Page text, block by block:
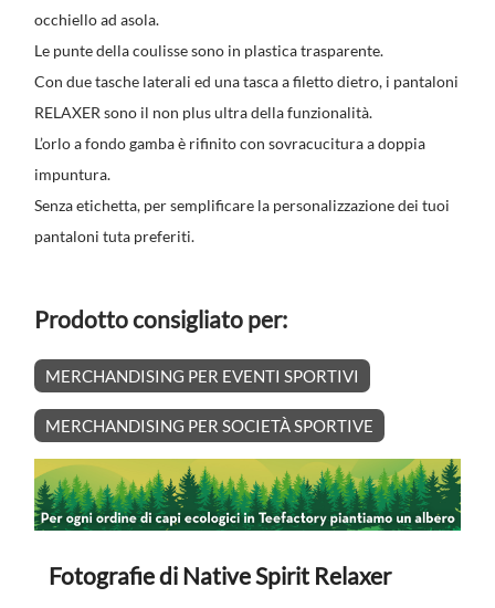
occhiello ad asola.
Le punte della coulisse sono in plastica trasparente.
Con due tasche laterali ed una tasca a filetto dietro, i pantaloni
RELAXER sono il non plus ultra della funzionalità.
L’orlo a fondo gamba è rifinito con sovracucitura a doppia
impuntura.
Senza etichetta, per semplificare la personalizzazione dei tuoi
pantaloni tuta preferiti.
Prodotto consigliato per:
MERCHANDISING PER EVENTI SPORTIVI
MERCHANDISING PER SOCIETÀ SPORTIVE
Fotografie di Native Spirit Relaxer